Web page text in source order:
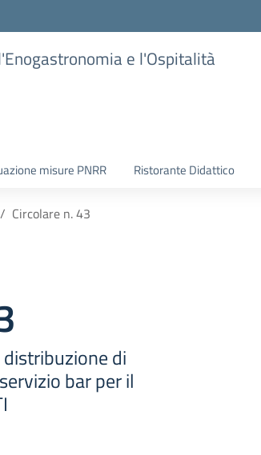
e l'Ospitalità
misure PNRR Ristorante Didattico
Circolare n. 43
di
bar per il